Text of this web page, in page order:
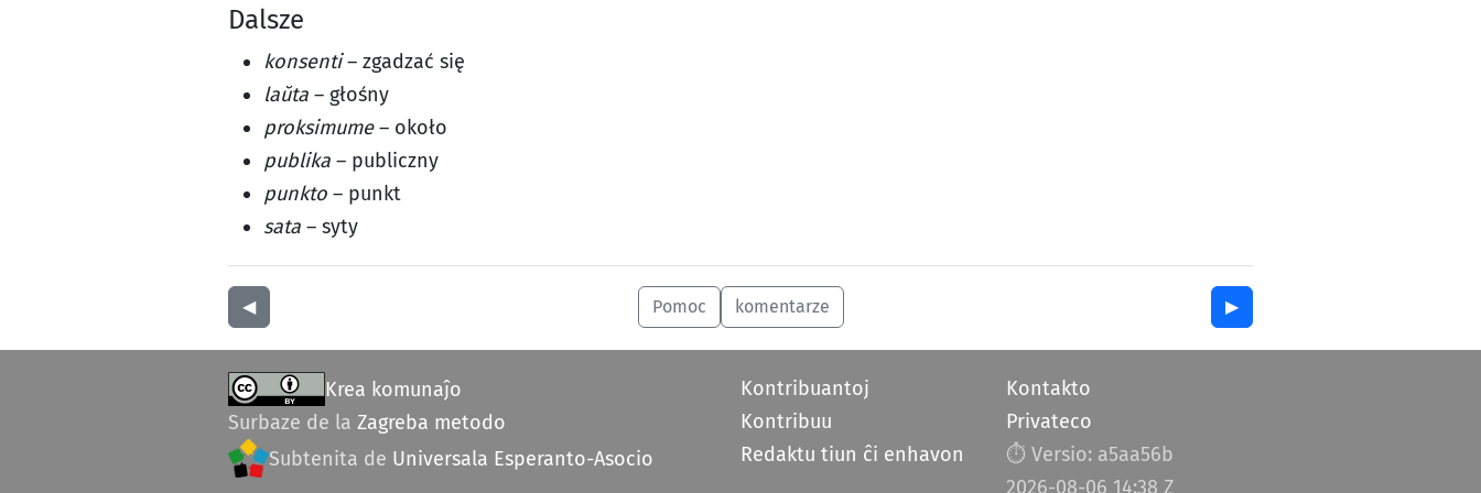
Dalsze
konsenti– zgadzać się
laŭta – głośny
proksimume– około
publika – publiczny
punkto – punkt
sata – syty
◀︎ Pomoc komentarze ▶︎
Krea komunaĵo
Surbaze de la Zagreba metodo
Subtenita de Universala Esperanto-Asocio
Kontribuantoj
Kontribuu
Redaktu tiun ĉi enhavon
Kontakto
Privateco
⏱︎ Versio: a5aa56b
2026-08-06 14:38 Z